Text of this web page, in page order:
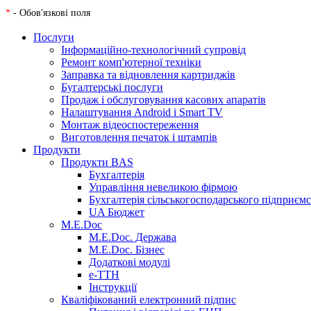
* - Обов'язкові поля
Послуги
Інформаційно-технологічний супровід
Ремонт комп'ютерної техніки
Заправка та відновлення картриджів
Бугалтерські послуги
Продаж і обслуговування касових апаратів
Налаштування Android і Smart TV
Монтаж відеоспостереження
Виготовлення печаток і штампів
Продукти
Продукти BAS
Бухгалтерія
Управління невеликою фірмою
Бухгалтерія сільськогосподарського
UA Бюджет
M.E.Doc
M.E.Doc. Держава
M.E.Doc. Бізнес
Додаткові модулі
е-ТТН
Інструкції
Кваліфікований електронний підпис